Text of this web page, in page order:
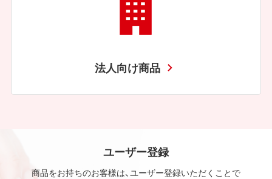
法人向け商品
ユーザー登録
商品をお持ちのお客様は、ユーザー登録いただくことで